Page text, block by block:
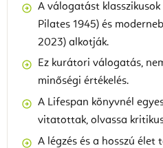
A válogatást klasszikusok
Pilates 1945) és
2023) alkotják.
Ez kurátori válogatás,
minőségi értékelés.
A Lifespan könyvnél
vitatottak, olvassa
A légzés és a hosszú élet